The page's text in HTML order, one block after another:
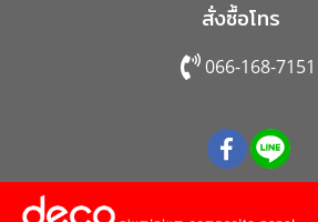
สั่งซื้อโทร
066-168-7151